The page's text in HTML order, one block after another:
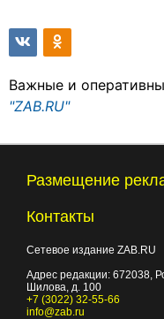
Важные и
"ZAB.RU"
Размещение
Контакты
Сетевое издание ZAB.RU
Адрес редакции: 672038 ,
Шилова, д. 100
+7 (3022) 32-55-66
info@zab.ru